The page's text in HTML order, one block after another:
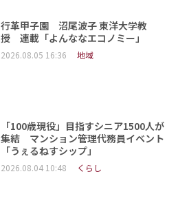
行革甲子園 沼尾波子 東洋大学教
授 連載「よんななエコノミー」
2026.08.05 16:36 地域
「100歳現役」目指すシニア1500人が
集結 マンション管理代務員イベント
「うぇるねすシップ」
2026.08.04 10:48 くらし